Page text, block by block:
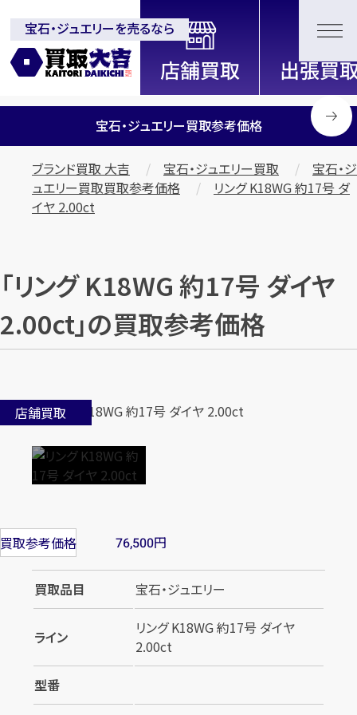
全国2000店舗以上展開中！信頼と実績の買取専門店「買取大
吉」
宝石・ジュエリーを売るなら
宝石・ジュエリー買取参考価格
ブランド買取 大吉 宝石・ジュエリー買取
宝石・ジ
ュエリー買取買取参考価格
リング K18WG 約17号 ダ
イヤ 2.00ct
「リング K18WG 約17号 ダイヤ
2.00ct」の買取参考価格
店舗買取
買取参考価格 76,500円
買取品目 宝石・ジュエリー
ライン
リング K18WG 約17号 ダイヤ
2.00ct
型番